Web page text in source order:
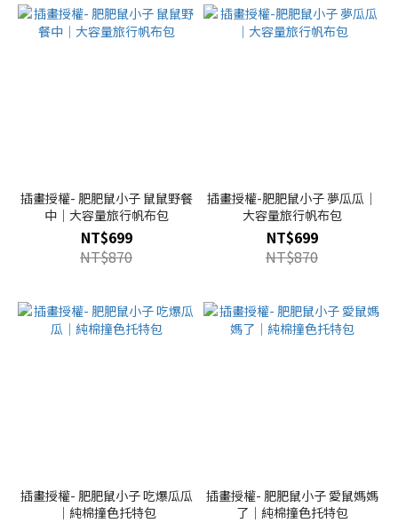
插畫授權- 肥肥鼠小子 鼠鼠野餐
中｜大容量旅行帆布包
NT$699
NT$870
插畫授權-肥肥鼠小子 夢瓜瓜｜
大容量旅行帆布包
NT$699
NT$870
插畫授權- 肥肥鼠小子 吃爆瓜瓜
｜純棉撞色托特包
插畫授權- 肥肥鼠小子 愛鼠媽媽
了｜純棉撞色托特包